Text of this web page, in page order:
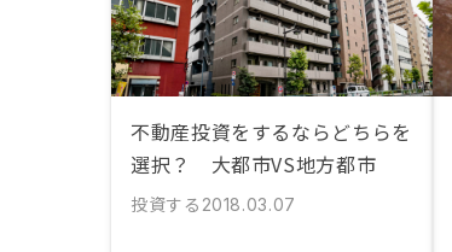
不動産投資をするならどちらを
選択？ 大都市VS地方都市
投資する 2018.03.07